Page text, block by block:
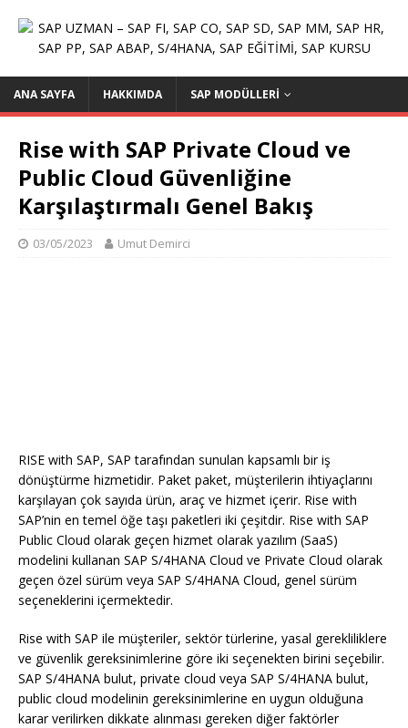
ANA SAYFA HAKKIMDA SAP MODÜLLERI
Rise with SAP Private Cloud ve
Public Cloud Güvenliğine
Karşılaştırmalı Genel Bakış
03/05/2023 Umut Demirci
RISE with SAP, SAP tarafından sunulan kapsamlı bir iş
dönüştürme hizmetidir. Paket paket, müşterilerin ihtiyaçlarını
karşılayan çok sayıda ürün, araç ve hizmet içerir. Rise with
SAP’nin en temel öğe taşı paketleri iki çeşitdir. Rise with SAP
Public Cloud olarak geçen hizmet olarak yazılım (SaaS)
modelini kullanan SAP S/4HANA Cloud ve Private Cloud olarak
geçen özel sürüm veya SAP S/4HANA Cloud, genel sürüm
seçeneklerini içermektedir.
Rise with SAP ile müşteriler, sektör türlerine, yasal gerekliliklere
ve güvenlik gereksinimlerine göre iki seçenekten birini seçebilir.
SAP S/4HANA bulut, private cloud veya SAP S/4HANA bulut,
public cloud modelinin gereksinimlerine en uygun olduğuna
karar verilirken dikkate alınması gereken diğer faktörler